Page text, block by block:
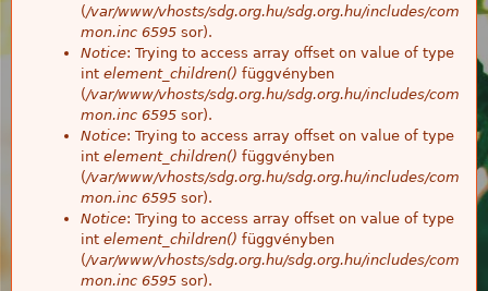
(/var/www/vhosts/sdg.org.hu/sdg.org.hu/includes/com
mon.inc 6595 sor).
Notice: Trying to access array offset on value of type
int element_children() függvényben
(/var/www/vhosts/sdg.org.hu/sdg.org.hu/includes/com
mon.inc 6595 sor).
Notice: Trying to access array offset on value of type
int element_children() függvényben
(/var/www/vhosts/sdg.org.hu/sdg.org.hu/includes/com
mon.inc 6595 sor).
Notice: Trying to access array offset on value of type
int element_children() függvényben
(/var/www/vhosts/sdg.org.hu/sdg.org.hu/includes/com
mon.inc 6595 sor).